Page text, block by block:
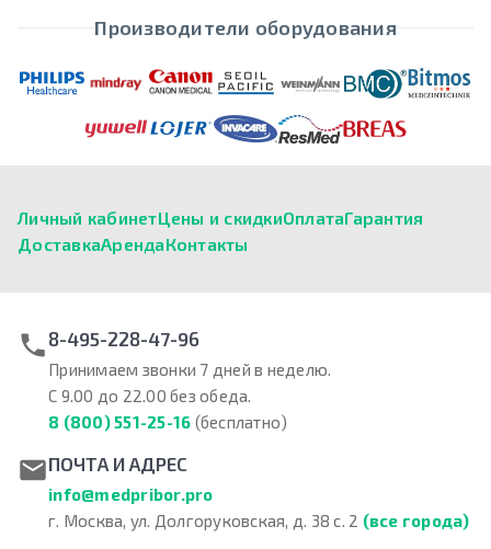
Производители оборудования
Личный кабинетЦены и скидкиОплатаГарантия
ДоставкаАрендаКонтакты
8-495-228-47-96
Принимаем звонки 7 дней в неделю.
С 9.00 до 22.00 без обеда.
8 (800) 551-25-16 (бесплатно)
ПОЧТА И АДРЕС
info@medpribor.pro
г. Москва, ул. Долгоруковская, д. 38 с. 2 (все города)